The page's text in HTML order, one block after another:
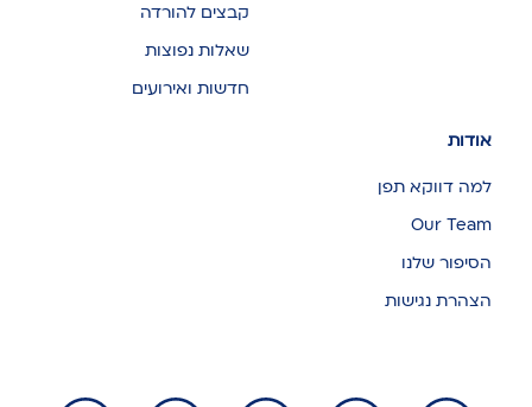
קבצים להורדה
שאלות נפוצות
חדשות ואירועים
אודות
למה דווקא תפן
Our Team
הסיפור שלנו
הצהרת נגישות